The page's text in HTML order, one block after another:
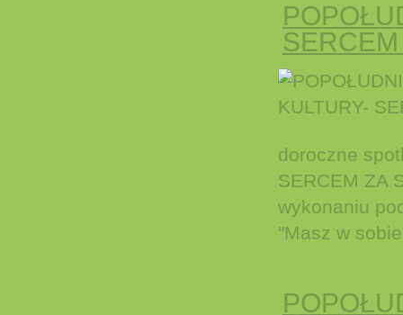
doroczne
SERCEM ZA
wykonaniu
"Masz w